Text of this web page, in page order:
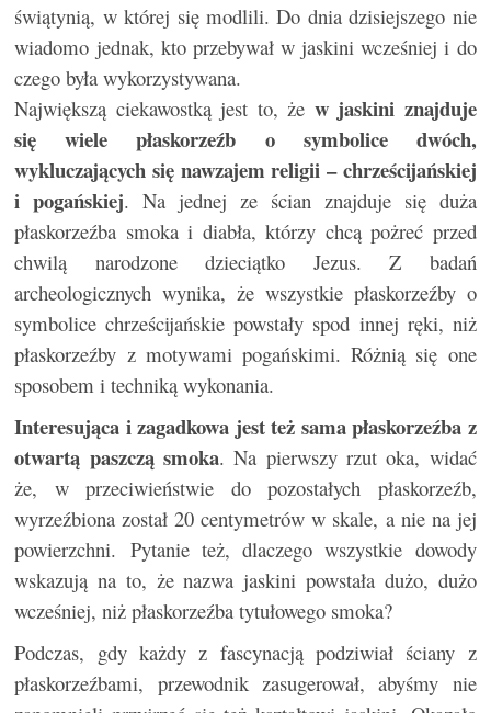
świątynią, w której się modlili. Do dnia dzisiejszego nie
wiadomo jednak, kto przebywał w jaskini wcześniej i do
czego była wykorzystywana.
Największą ciekawostką jest to, że w jaskini znajduje
się wiele płaskorzeźb o symbolice dwóch,
wykluczających się nawzajem religii – chrześcijańskiej
i pogańskiej. Na jednej ze ścian znajduje się duża
płaskorzeźba smoka i diabła, którzy chcą pożreć przed
chwilą narodzone dzieciątko Jezus. Z badań
archeologicznych wynika, że wszystkie płaskorzeźby o
symbolice chrześcijańskie powstały spod innej ręki, niż
płaskorzeźby z motywami pogańskimi. Różnią się one
sposobem i techniką wykonania.
Interesująca i zagadkowa jest też sama płaskorzeźba z
otwartą paszczą smoka. Na pierwszy rzut oka, widać
że, w przeciwieństwie do pozostałych płaskorzeźb,
wyrzeźbiona został 20 centymetrów w skale, a nie na jej
powierzchni. Pytanie też, dlaczego wszystkie dowody
wskazują na to, że nazwa jaskini powstała dużo, dużo
wcześniej, niż płaskorzeźba tytułowego smoka?
Podczas, gdy każdy z fascynacją podziwiał ściany z
płaskorzeźbami, przewodnik zasugerował, abyśmy nie